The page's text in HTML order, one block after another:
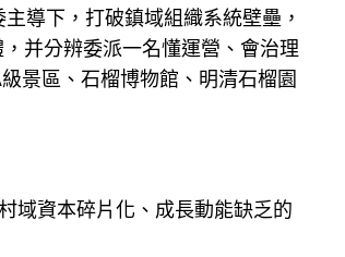
導下，打破鎮域組織系統壁壘，
并分辨委派一名懂運營、會治理
景區、石榴博物館、明清石榴園
域資本碎片化、成長動能缺乏的